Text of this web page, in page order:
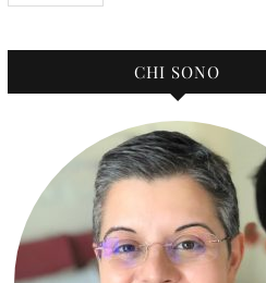
CHI SONO